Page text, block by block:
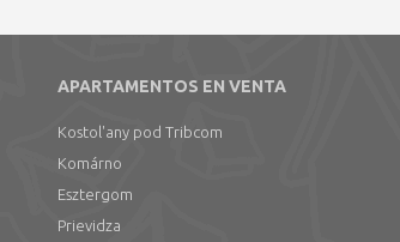
APARTAMENTOS EN VENTA
Kostol'any pod Tribcom
Komárno
Esztergom
Prievidza